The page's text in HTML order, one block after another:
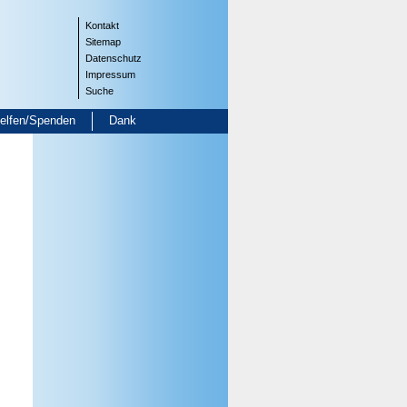
Kontakt
Sitemap
Datenschutz
Impressum
Suche
Spenden Dank